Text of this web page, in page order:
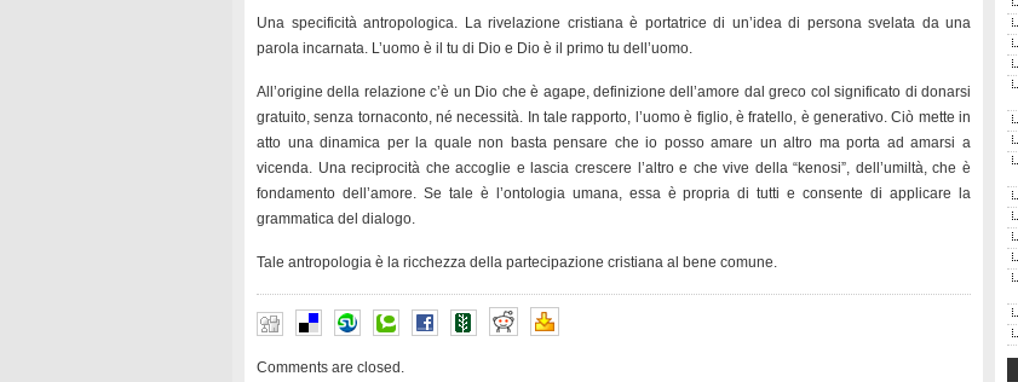
Una specificità antropologica. La rivelazione cristiana è portatrice di un’idea di persona svelata da una
parola incarnata. L’uomo è il tu di Dio e Dio è il primo tu dell’uomo.
All’origine della relazione c’è un Dio che è agape, definizione dell’amore dal greco col significato di donarsi
gratuito, senza tornaconto, né necessità. In tale rapporto, l’uomo è figlio, è fratello, è generativo. Ciò mette in
atto una dinamica per la quale non basta pensare che io posso amare un altro ma porta ad amarsi a
vicenda. Una reciprocità che accoglie e lascia crescere l’altro e che vive della “kenosi”, dell’umiltà, che è
fondamento dell’amore. Se tale è l’ontologia umana, essa è propria di tutti e consente di applicare la
grammatica del dialogo.
Tale antropologia è la ricchezza della partecipazione cristiana al bene comune.
Comments are closed.